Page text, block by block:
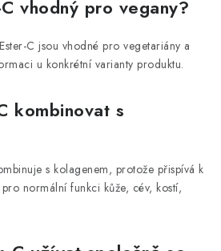
vhodný pro vegany?
C jsou vhodné pro vegetariány a
u konkrétní varianty produktu.
kombinovat s
s kolagenem, protože přispívá k
normální funkci kůže, cév, kostí,